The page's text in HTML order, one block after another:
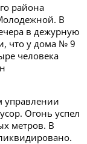
района
В
в дежурную
что у дома № 9
человека
управлении
Огонь успел
метров. В